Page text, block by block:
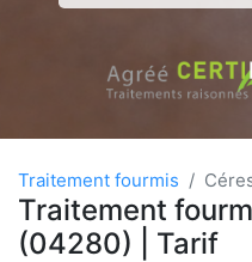
Traitement fourmis
Traitement
(04280) | Tarif